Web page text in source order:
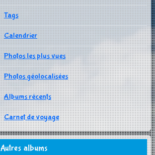
Tags
Calendrier
Photos les plus vues
Photos géolocalisées
Albums récents
Carnet de voyage
Autres albums